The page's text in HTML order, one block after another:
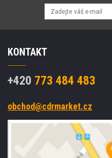
KONTAKT
+420 773 484 483
obchod@cdrmarket.cz